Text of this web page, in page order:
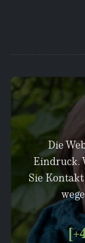
Die
Eindruck.
Sie